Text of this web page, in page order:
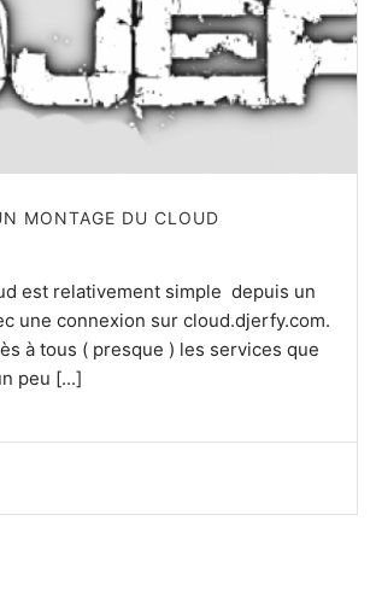
MONTAGE DU CLOUD
est relativement simple depuis un
une connexion sur cloud.djerfy.com.
à tous ( presque ) les services que
peu [...]